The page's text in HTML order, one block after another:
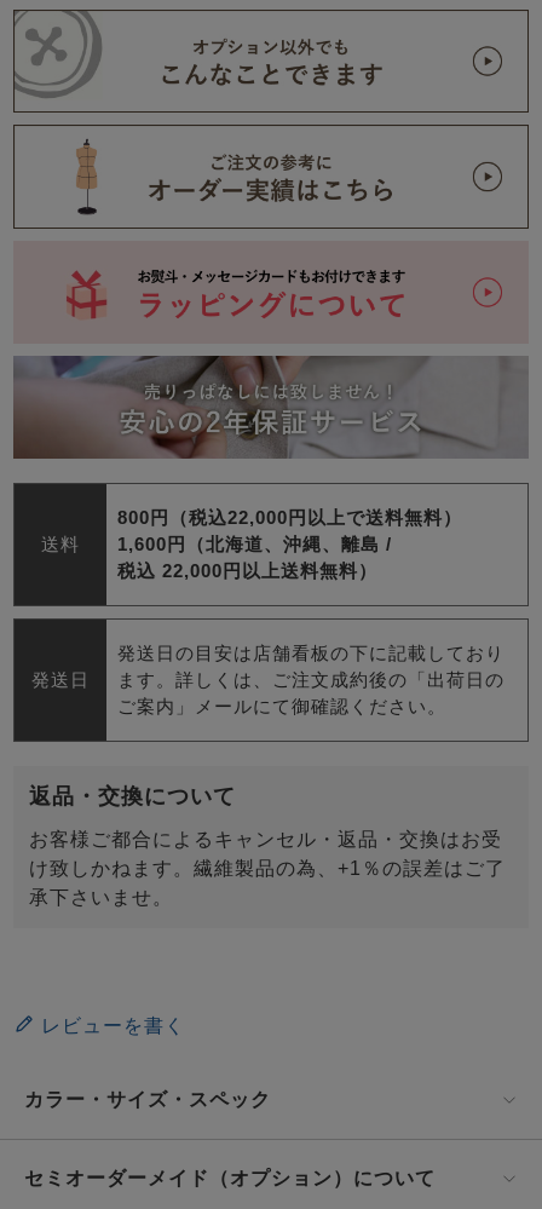
送料
800円（税込22,000円以上で送料無料）
1,600円（北海道、沖縄、離島 /
税込 22,000円以上送料無料）
発送日
発送日の目安は店舗看板の下に記載しており
ます。詳しくは、ご注文成約後の「出荷日の
ご案内」メールにて御確認ください。
返品・交換について
お客様ご都合によるキャンセル・返品・交換はお受
け致しかねます。繊維製品の為、+1％の誤差はご了
承下さいませ。
レビューを書く
カラー・サイズ・スペック
セミオーダーメイド（オプション）について